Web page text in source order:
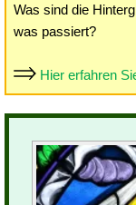
Was sind die
was passiert?
Hier erfahren